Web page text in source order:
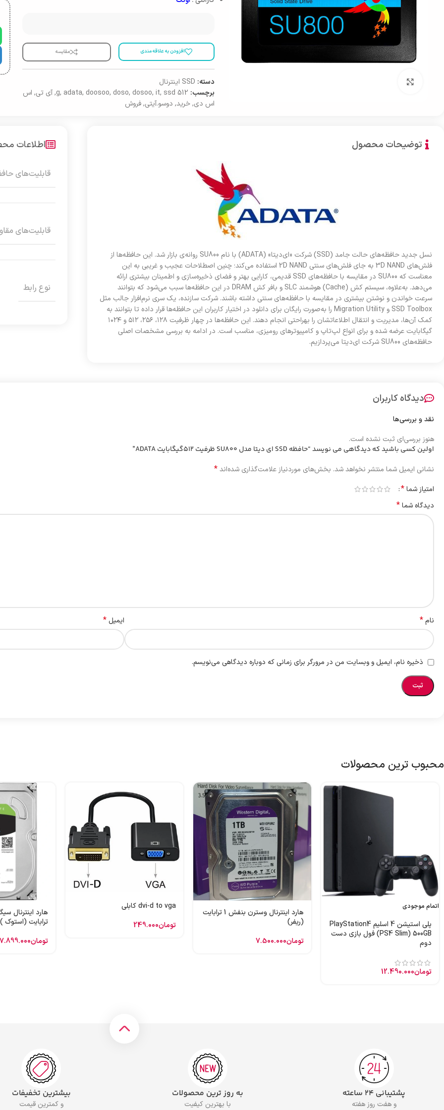
افزودن به علاقه مندی مقایسه
دسته: SSD اینترنال
برچسب: 512 g
, adata, doosoo, doso, dosoo, it, ssd
, آی تی, اس
اس دی, خرید, دوسو.آیتی, فروش
توضیحات محصول
نسل جدید حافظه‌های حالت جامد (SSD) شرکت «ای‌دیتا» (ADATA) با نام SU800 روانه‌ی بازار شد. این حافظه‌ها از
فلش‌های 3D NAND به جای فلش‌های سنتی 2D NAND استفاده می‌کند؛ چنین اصطلاحات عجیب و غریبی به این
معناست که SU800 در مقایسه با حافظه‌های SSD قدیمی، کارایی بهتر و فضای ذخیره‌سازی و اطمینان بیشتری ارائه
می‌دهد. به‌علاوه، سیستم کش (Cache) هوشمند SLC و بافر کش DRAM در این حافظه‌ها سبب می‌شود که بتوانند
سرعت خواندن و نوشتن بیشتری در مقایسه با حافظه‌های سنتی داشته باشند. شرکت سازنده، یک سری نرم‌افزار جالب مثل
SSD Toolbox و Migration Utility را به‌صورت رایگان برای دانلود در اختیار کاربران این حافظه‌ها قرار داده تا بتوانند به
کمک آن‌ها، مدیریت و انتقال اطلاعاتشان را بهراحتی انجام دهند. این حافظه‌ها در چهار ظرفیت ۱۲۸، ۲۵۶، ۵۱۲ و ۱۰۲۴
گیگابایت عرضه شده و برای انواع لپ‌تاپ و کامپیوترهای رومیزی، مناسب است. در ادامه به بررسی مشخصات اصلی
حافظه‌های SU800 شرکت ای‌دیتا می‌پردازیم.
اطلاعات
قابلیت‌های
قابلیت‌های
نوع رابط
دیدگاه کاربران
نقد و بررسی‌ها
هنوز بررسی‌ای ثبت نشده است.
اولین کسی باشید که دیدگاهی می نویسد “حافظه SSD ای دیتا مدل SU800 ظرفیت 512گیگابایت ADATA”
نشانی ایمیل شما منتشر نخواهد شد. بخش‌های موردنیاز علامت‌گذاری شده‌اند*
امتیاز شما*
دیدگاه شما*
نام* ایمیل *
ذخیره نام، ایمیل و وبسایت من در مرورگر برای زمانی که دوباره دیدگاهی می‌نویسم.
محبوب ترین محصولات
اتمام موجودی
پلی استیشن 4 اسلیم PlayStation4
(PS4 Slim) 500GB فول بازی دست
دوم
تومان12.490.000
هارد اینترنال وسترن بنفش 1 ترابایت
(ریفر)
تومان7.500.000
dvi-d to vga کابلی
تومان249.000
ترابایت (استوک )
تومان7.899.000
پشتیبانی ۲۴ ساعته
و هفت روز هفته
به روز ترین محصولات
با بهترین کیفیت
بیشترین تخفیفات
و کمترین قیمت